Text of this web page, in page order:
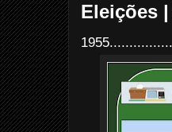
Eleições